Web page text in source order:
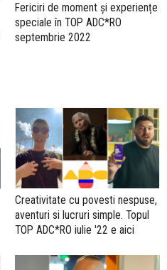
Fericiri de moment și experiențe
speciale în TOP ADC*RO
septembrie 2022
Creativitate cu povesti nespuse,
aventuri si lucruri simple. Topul
TOP ADC*RO iulie '22 e aici